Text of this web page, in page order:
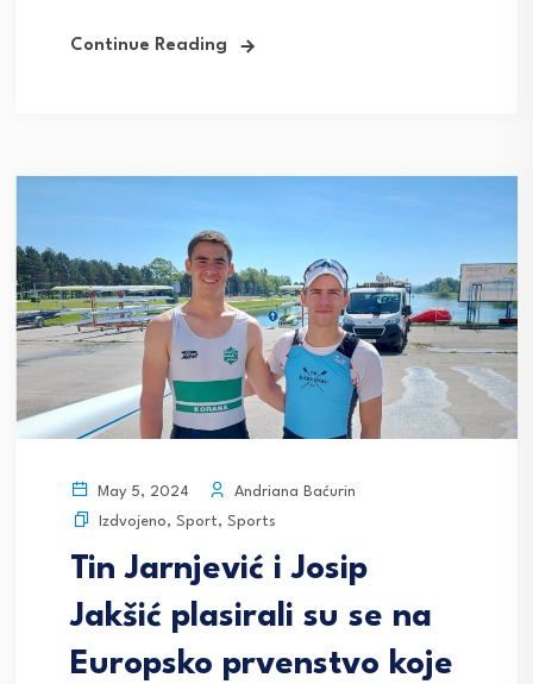
Continue Reading
May 5, 2024
Andriana Baćurin
Izdvojeno, Sport, Sports
Tin Jarnjević i Josip
Jakšić plasirali su se na
Europsko prvenstvo koje